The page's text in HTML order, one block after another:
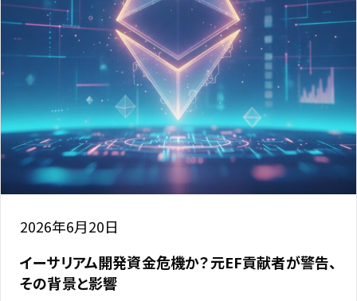
2026年6月20日
イーサリアム開発資金危機か？元EF貢献者が警告、
その背景と影響